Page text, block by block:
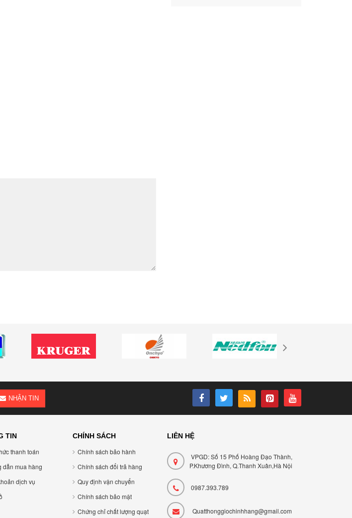
NHẬN TIN
TIN
thanh toán
dẫn mua hàng
dịch vụ
CHÍNH SÁCH
Chính sách bảo hành
Chính sách đổi trả hàng
Quy định vận chuyển
Chính sách bảo mật
Chứng chỉ chất lượng quạt
LIÊN HỆ
VPGD: Số 15 Phố Hoàng Đạo Thành,
P.Khương Đình, Q.Thanh Xuân,Hà Nội
0987.393.789
Quatthonggiochinhhang@gmail.com